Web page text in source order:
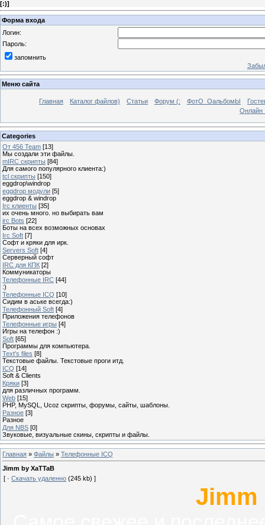
[:)]
Форма входа
Логин:
Пароль:
запомнить
Меню сайта
Главная Каталог файлов) Статьи Форум (: ФотО_ОальбомЫ
Онлайн
Categories
От 456 Team [13]
Мы создали эти файлы.
mIRC скрипты [84]
Для самого популярного клиента:)
tcl скрипты [150]
eggdrop\windrop
eggdrop модули [5]
eggdrop & windrop
Irc клиенты [35]
их очень много. но выбирать вам
irc Bots [22]
Боты на всех возможных основах
Irc Soft [7]
Софт и кряки для ирк.
Servers Soft [4]
Серверный софт
IRC для КПК [2]
Коммуникаторы
Телефонные IRC [44]
:)
Телефонные ICQ [10]
Сидим в аське всегда:)
Телефонный Soft [4]
Приложения телефонов
Телефонные игры [4]
Игры на телефон :)
Soft [65]
Программы для компьютера.
Text's files [8]
Текстовые файлы. Текстовые проги итд.
ICQ [14]
Soft & Clients
Кряки [3]
для различных программ.
Web [15]
PHP, MySQL, Ucoz скрипты, форумы, сайты, шаблоны.
Разное [3]
Разное
Для NBS [0]
Звуковые, визуальные скины, скрипты и файлы.
Главная » Файлы » Телефонные ICQ
Jimm by XaTTaB
[ · Скачать удаленно (245 kb) ]
Jimm